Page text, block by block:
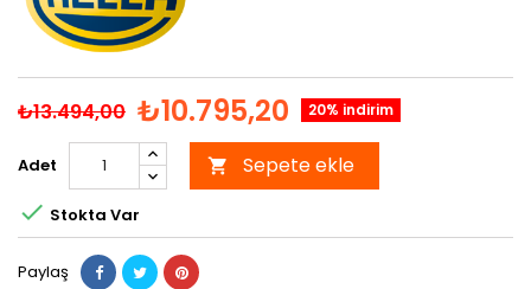
₺13.494,00 ₺10.795,20 20% indirim
Adet  Sepete ekle
 Stokta Var
Paylaş